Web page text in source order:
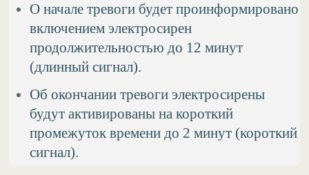
О начале тревоги будет проинформировано
включением электросирен
продолжительностью до 12 минут
(длинный сигнал).
Об окончании тревоги электросирены
будут активированы на короткий
промежуток времени до 2 минут (короткий
сигнал).